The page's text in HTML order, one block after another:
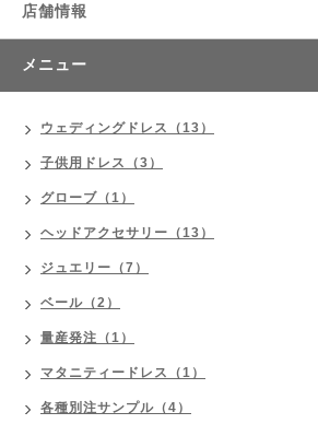
店舗情報
メニュー
ウェディングドレス（13）
子供用ドレス（3）
グローブ（1）
ヘッドアクセサリー（13）
ジュエリー（7）
ベール（2）
量産発注（1）
マタニティードレス（1）
各種別注サンプル（4）